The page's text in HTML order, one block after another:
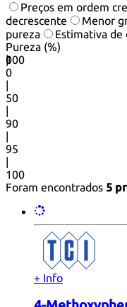
Preços em ordem
decrescente
Menor
pureza
Estimativa
Pureza (%)
0
100
|
0
|
50
|
90
|
95
|
100
Foram encontrados 5
+ Info